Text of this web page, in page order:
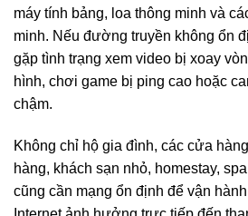
máy tính bảng, loa thông minh và
minh. Nếu đường truyền không ổn
gặp tình trạng xem video bị xoay
hình, chơi game bị ping cao hoặc
chậm.
Không chỉ hộ gia đình, các cửa
hàng, khách sạn nhỏ, homestay,
cũng cần mạng ổn định để vận